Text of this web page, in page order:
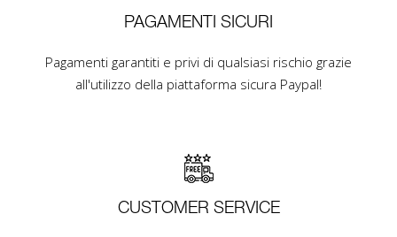
PAGAMENTI SICURI
Pagamenti garantiti e privi di qualsiasi rischio grazie
all'utilizzo della piattaforma sicura Paypal!
CUSTOMER SERVICE